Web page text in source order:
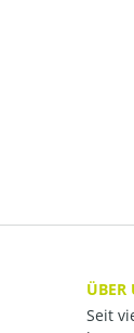
ÜBER
Seit